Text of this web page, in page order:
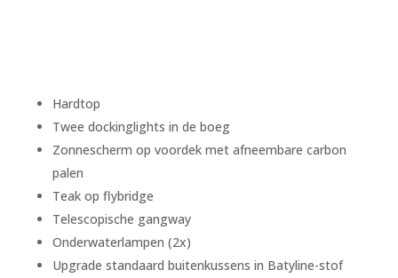
Hardtop
Twee dockinglights in de boeg
Zonnescherm op voordek met afneembare carbon
palen
Teak op flybridge
Telescopische gangway
Onderwaterlampen (2x)
Upgrade standaard buitenkussens in Batyline-stof